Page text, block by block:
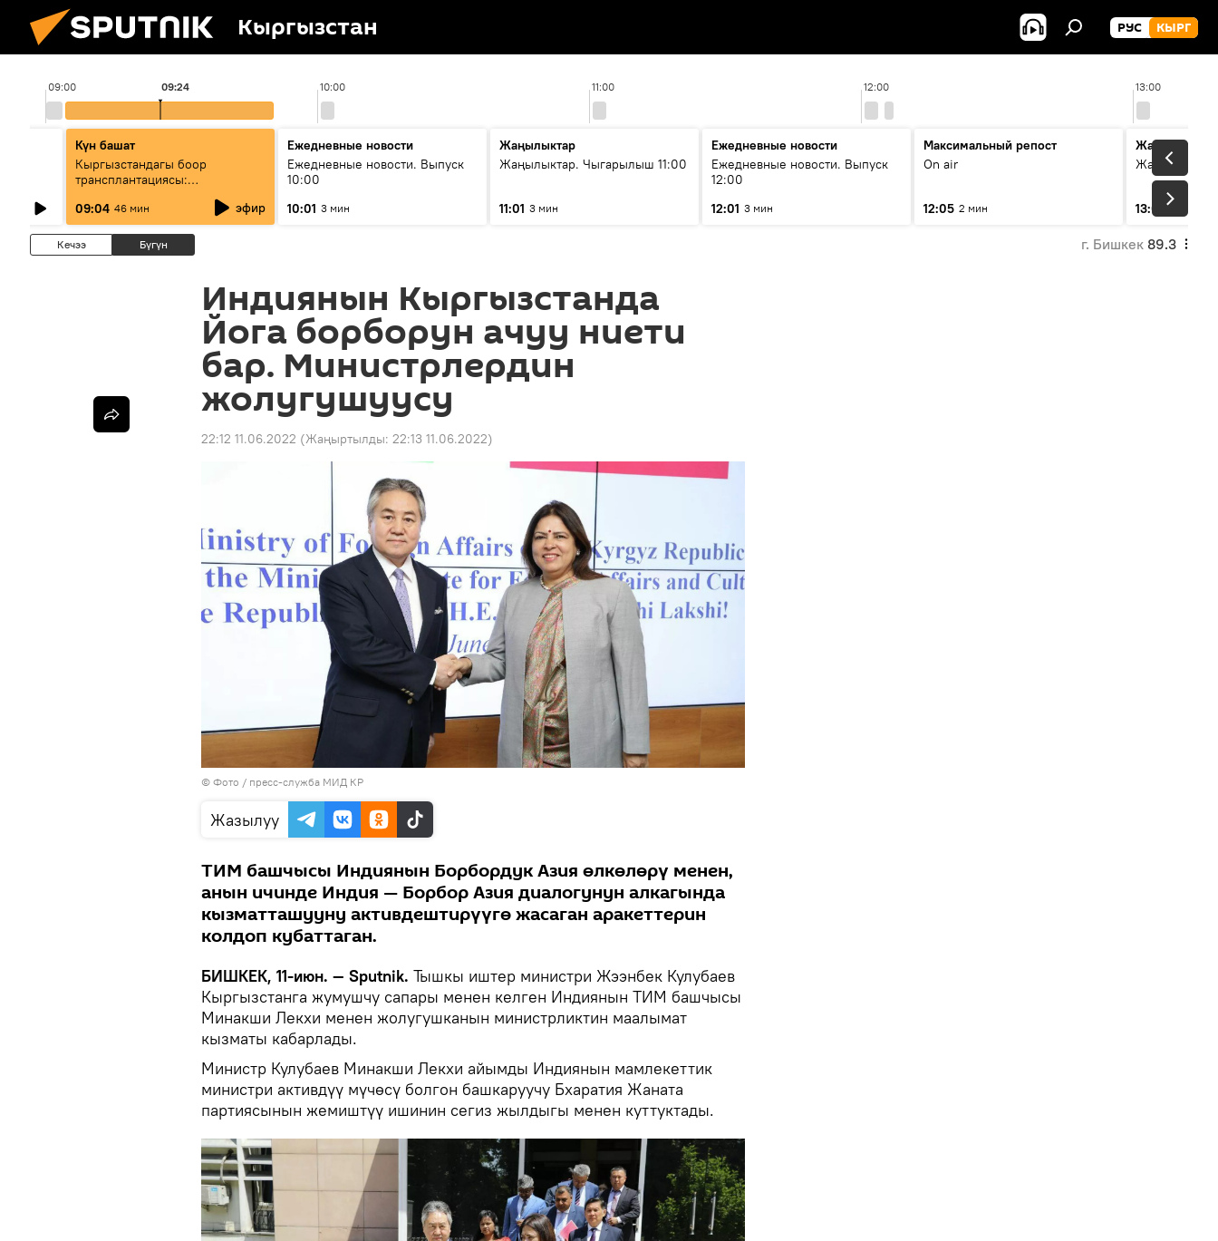
Кыргызстан РУС КЫРГ
09:00 10:00 11:00 12:00 13:00
09:24
Күн башат
Кыргызстандагы боор
трансплантациясы:
жетишкендиктер жана өнүгүү
келечеги
09:04 46 мин эфир
Ежедневные новости
Ежедневные новости. Выпуск
10:00
10:01 3 мин
Жаңылыктар
Жаңылыктар. Чыгарылыш 11:00
11:01 3 мин
Ежедневные новости
Ежедневные новости. Выпуск
12:00
12:01 3 мин
Максимальный репост
On air
12:05 2 мин
Жаңылыктар
13:01 3 мин
Кечээ Бүгүн г. Бишкек 89.3
Индиянын Кыргызстанда
Йога борборун ачуу ниети
бар. Министрлердин
жолугушуусу
22:12 11.06.2022 (Жаңыртылды: 22:13 11.06.2022)
© Фото / пресс-служба МИД КР
Жазылуу
ТИМ башчысы Индиянын Борбордук Азия өлкөлөрү менен,
анын ичинде Индия — Борбор Азия диалогунун алкагында
кызматташууну активдештирүүгө жасаган аракеттерин
колдоп кубаттаган.
БИШКЕК, 11-июн. — Sputnik. Тышкы иштер министри Жээнбек Кулубаев
Кыргызстанга жумушчу сапары менен келген Индиянын ТИМ башчысы
Минакши Лекхи менен жолугушканын министрликтин маалымат
кызматы кабарлады.
Министр Кулубаев Минакши Лекхи айымды Индиянын мамлекеттик
министри активдүү мүчөсү болгон башкаруучу Бхаратия Жаната
партиясынын жемиштүү ишинин сегиз жылдыгы менен куттуктады.